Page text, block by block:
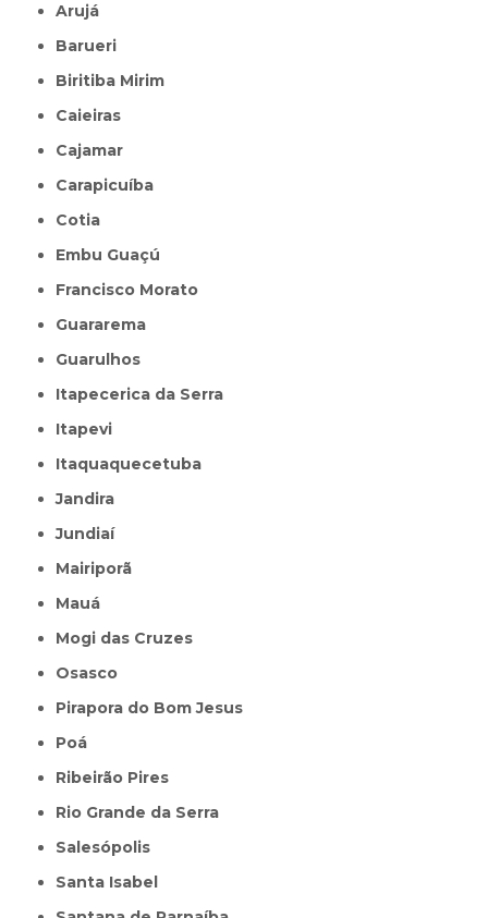
Arujá
Barueri
Biritiba Mirim
Caieiras
Cajamar
Carapicuíba
Cotia
Embu Guaçú
Francisco Morato
Guararema
Guarulhos
Itapecerica da Serra
Itapevi
Itaquaquecetuba
Jandira
Jundiaí
Mairiporã
Mauá
Mogi das Cruzes
Osasco
Pirapora do Bom Jesus
Poá
Ribeirão Pires
Rio Grande da Serra
Salesópolis
Santa Isabel